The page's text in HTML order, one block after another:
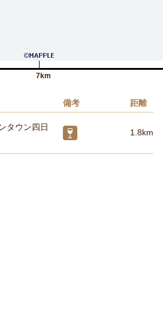
7km
備考 距離
タウン四日
1.8km